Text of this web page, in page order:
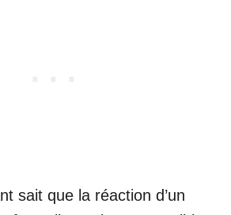
sait que la réaction d’un